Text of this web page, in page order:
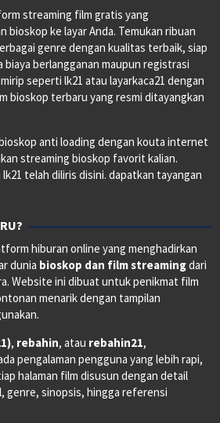
streaming film gratis yang
bioskop ke layar Anda. Temukan ribuan
genre dengan kualitas terbaik, siap
berlangganan maupun registrasi
seperti lk21 atau layarkaca21 dengan
bioskop terbaru yang resmi ditayangkan
anti loading dengan kouta internet
streaming bioskop favorit kalian.
telah diliris disini. dapatkan tayangan
hiburan online yang menghadirkan
dunia bioskop dan film streamingdari
Website ini dibuat untuk penikmat film
menarik dengan tampilan
, rebahin, atau rebahin21,
pengalaman pengguna yang lebih rapi,
halaman film disusun dengan detail
genre, sinopsis, hingga referensi